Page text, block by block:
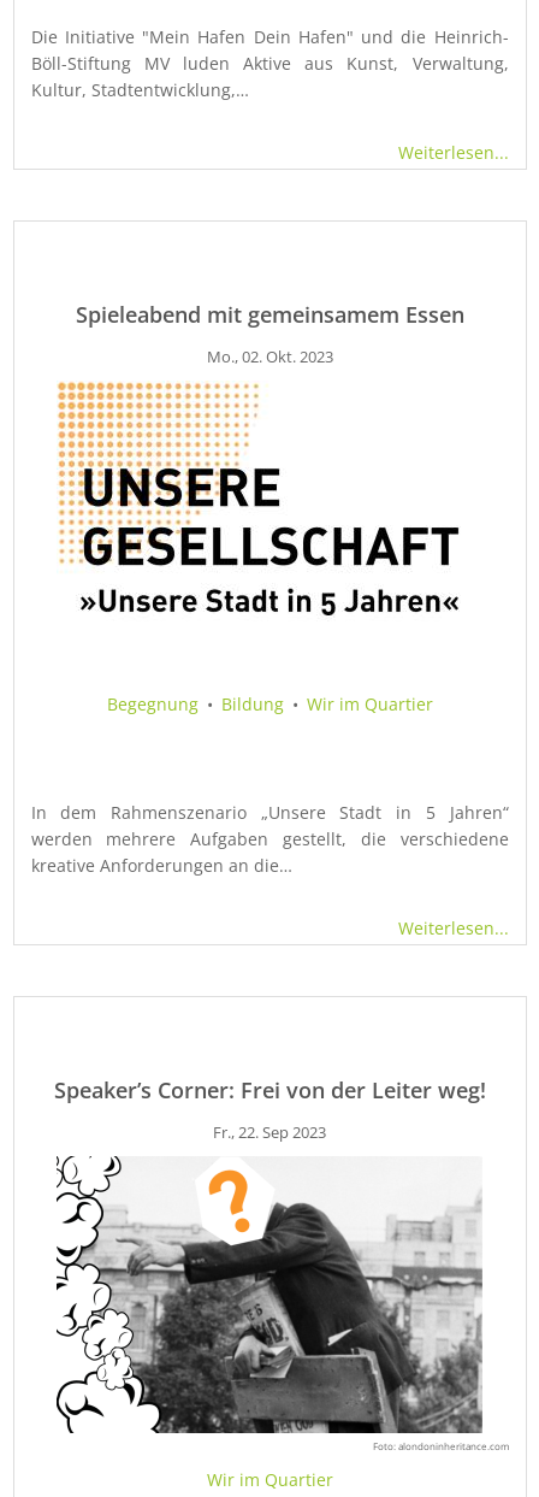
Die Initiative "Mein Hafen Dein Hafen" und die Heinrich-
Böll-Stiftung MV luden Aktive aus Kunst, Verwaltung,
Kultur, Stadtentwicklung,…
Weiterlesen...
Spieleabend mit gemeinsamem Essen
Mo., 02. Okt. 2023
Begegnung • Bildung • Wir im Quartier
In dem Rahmenszenario „Unsere Stadt in 5 Jahren“
werden mehrere Aufgaben gestellt, die verschiedene
kreative Anforderungen an die…
Weiterlesen...
Speaker’s Corner: Frei von der Leiter weg!
Fr., 22. Sep 2023
Foto: alondoninheritance.com
Wir im Quartier